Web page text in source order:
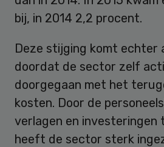
bij, in 2014 2,2 procent.
Deze stijging komt echter
doordat de sector zelf
doorgegaan met het
kosten. Door de
verlagen en investeringen
heeft de sector sterk